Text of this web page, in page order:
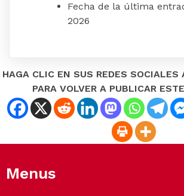
Fecha de la última
2026
HAGA CLIC EN SUS REDES SOCIALES
PARA VOLVER A PUBLICAR
Menus